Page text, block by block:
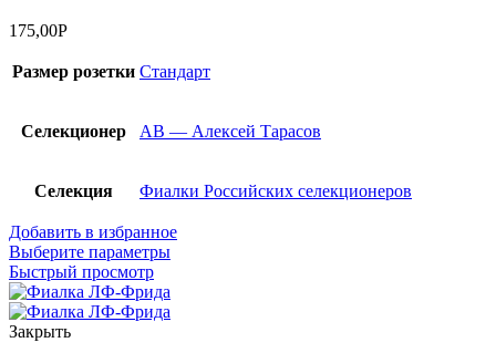
175,00Р
Размер розетки Стандарт
Селекционер АВ — Алексей Тарасов
Селекция Фиалки Российских селекционеров
Добавить в избранное
Выберите параметры
Быстрый просмотр
Закрыть